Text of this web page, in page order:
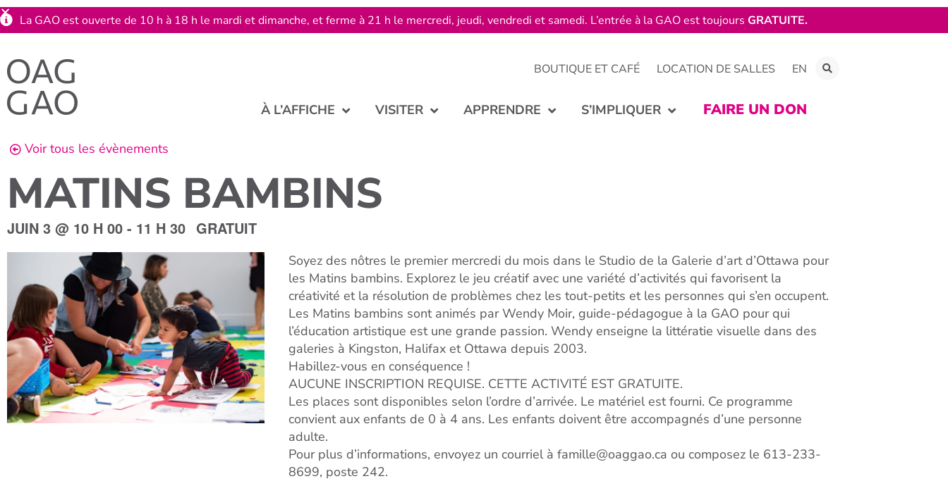
BOUTIQUE ET CAFÉ LOCATION DE SALLES EN
À L’AFFICHE VISITER APPRENDRE S’IMPLIQUER FAIRE UN DON
Voir tous les évènements
MATINS BAMBINS
JUIN 3 @ 10 H 00 - 11 H 30 GRATUIT
Soyez des nôtres le premier mercredi du mois dans le Studio de la Galerie d’art d’Ottawa pour
les Matins bambins. Explorez le jeu créatif avec une variété d’activités qui favorisent la
créativité et la résolution de problèmes chez les tout-petits et les personnes qui s’en occupent.
Les Matins bambins sont animés par Wendy Moir, guide-pédagogue à la GAO pour qui
l’éducation artistique est une grande passion. Wendy enseigne la littératie visuelle dans des
galeries à Kingston, Halifax et Ottawa depuis 2003.
Habillez-vous en conséquence !
AUCUNE INSCRIPTION REQUISE. CETTE ACTIVITÉ EST GRATUITE.
Les places sont disponibles selon l’ordre d’arrivée. Le matériel est fourni. Ce programme
convient aux enfants de 0 à 4 ans. Les enfants doivent être accompagnés d’une personne
adulte.
Pour plus d’informations, envoyez un courriel à famille@oaggao.ca ou composez le 613-233-
8699, poste 242.
La GAO est ouverte de 10 h à 18 h le mardi et dimanche, et ferme à 21 h le mercredi, jeudi, vendredi et samedi. L’entrée à la GAO est toujours GRATUITE.